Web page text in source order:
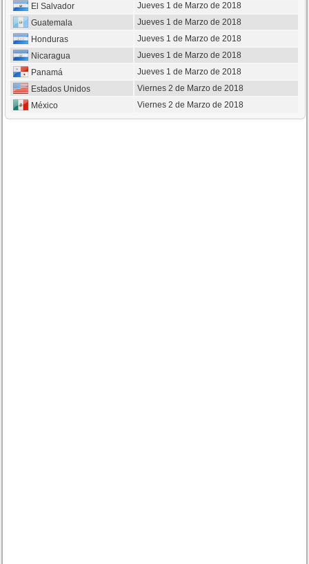
El Salvador
Jueves 1 de Marzo de 2018
Guatemala
Jueves 1 de Marzo de 2018
Honduras
Jueves 1 de Marzo de 2018
Nicaragua
Jueves 1 de Marzo de 2018
Panamá
Jueves 1 de Marzo de 2018
Estados Unidos
Viernes 2 de Marzo de 2018
México
Viernes 2 de Marzo de 2018